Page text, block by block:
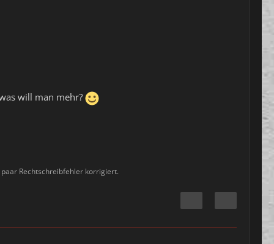
will man mehr?
Rechtschreibfehler korrigiert.